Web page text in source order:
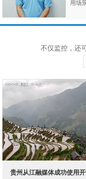
用场
不仅监控，还
贵州从江融媒体成功使用